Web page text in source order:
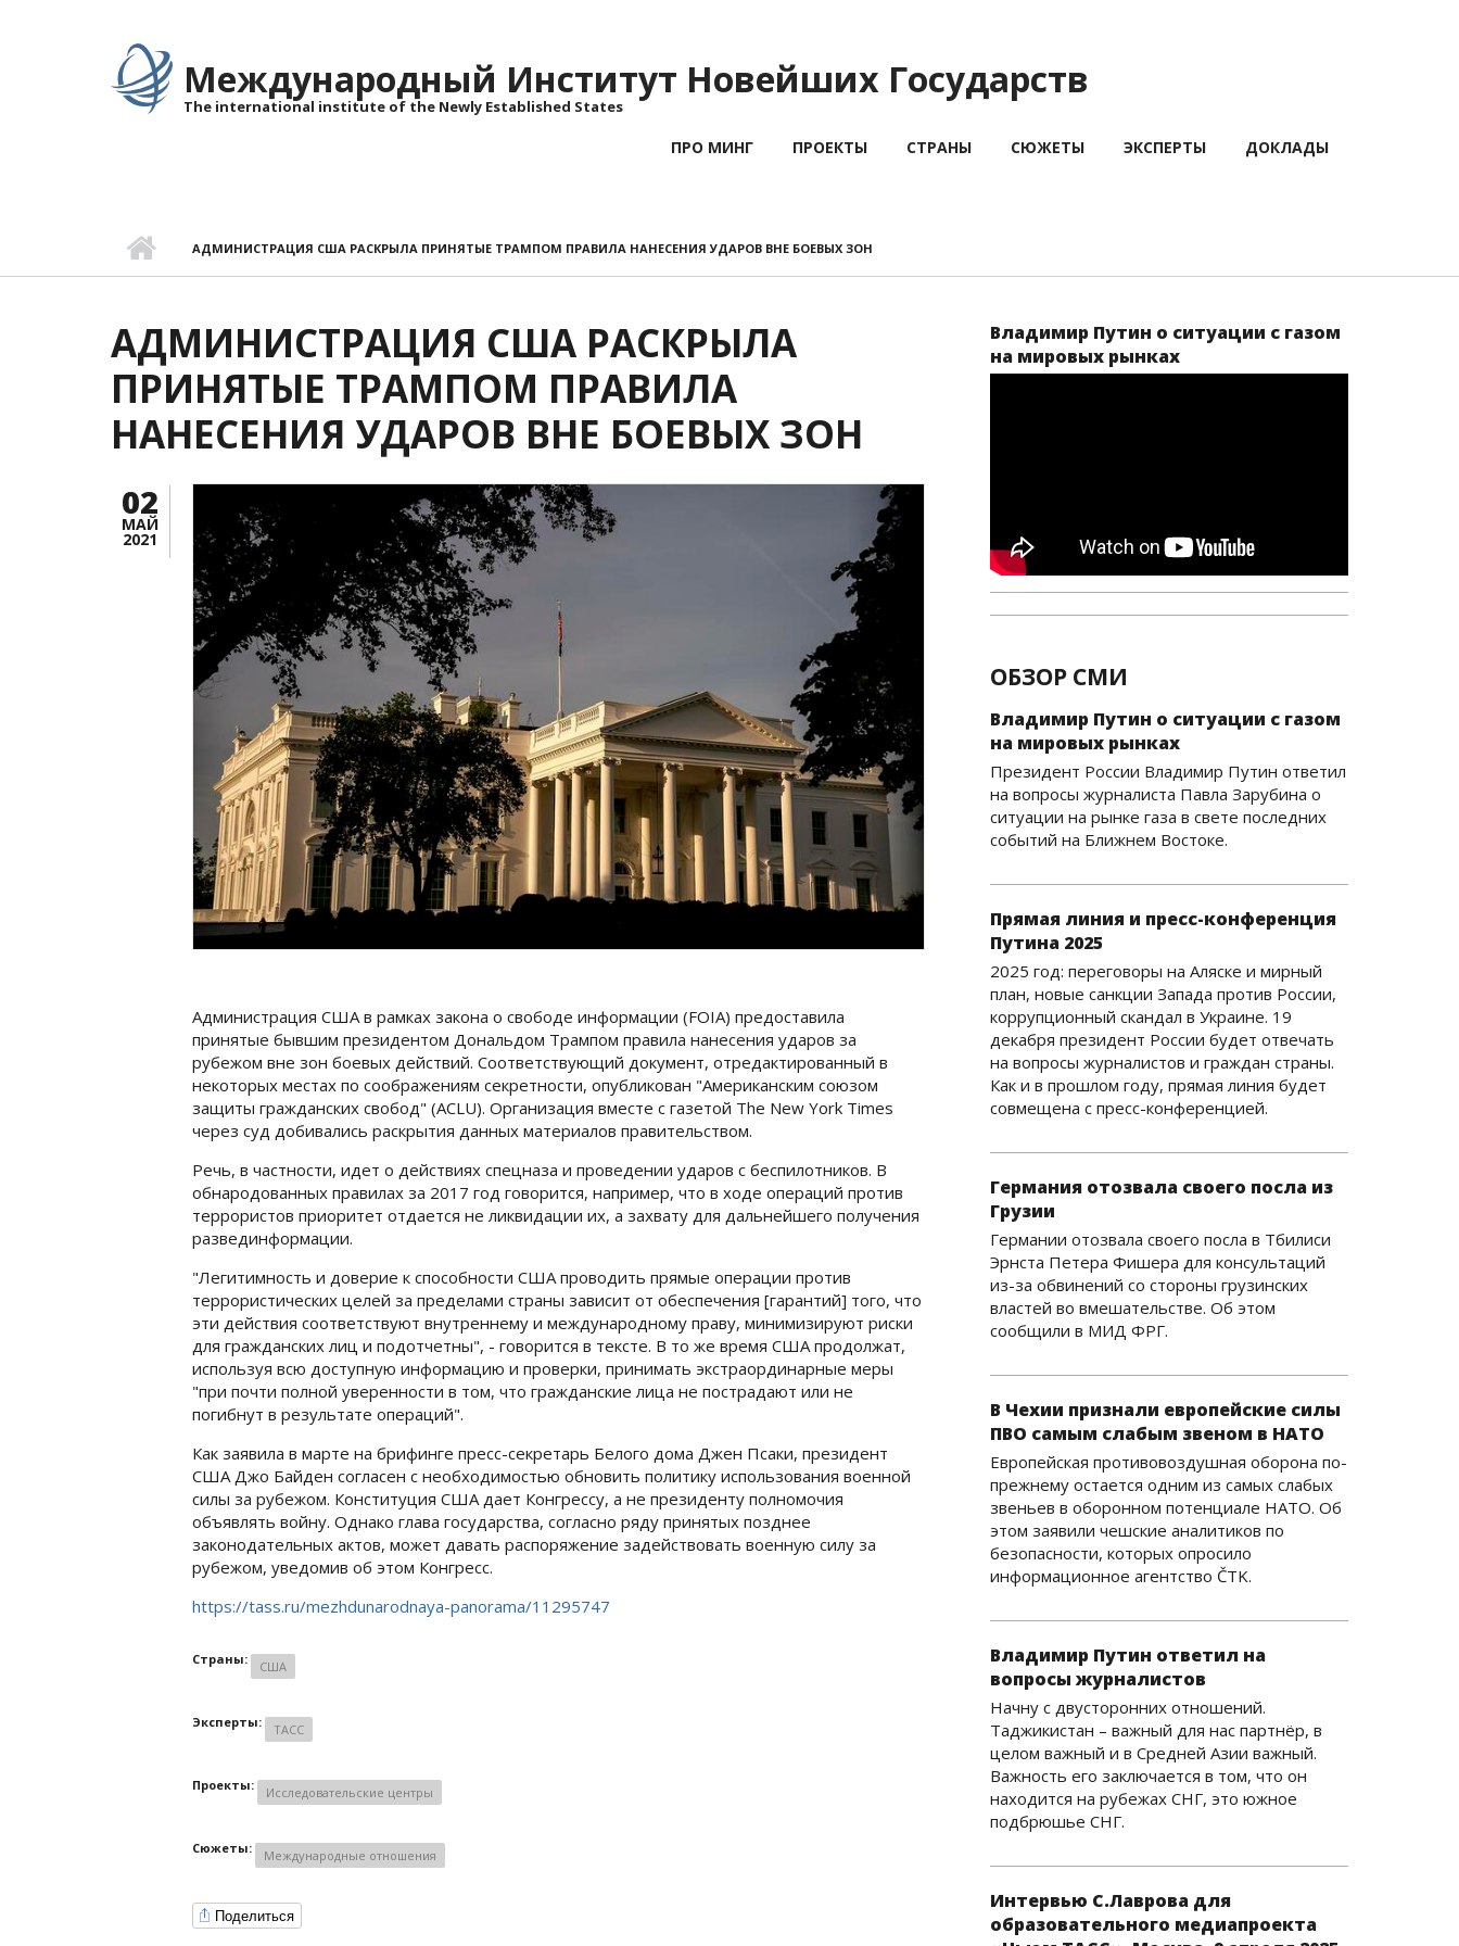
Международный Институт Новейших Государств
The international institute of the Newly Established States
ПРО МИНГ ПРОЕКТЫ СТРАНЫ СЮЖЕТЫ ЭКСПЕРТЫ ДОКЛАДЫ
АДМИНИСТРАЦИЯ США РАСКРЫЛА ПРИНЯТЫЕ ТРАМПОМ ПРАВИЛА НАНЕСЕНИЯ УДАРОВ ВНЕ БОЕВЫХ ЗОН
АДМИНИСТРАЦИЯ США РАСКРЫЛА
ПРИНЯТЫЕ ТРАМПОМ ПРАВИЛА
НАНЕСЕНИЯ УДАРОВ ВНЕ БОЕВЫХ ЗОН
02
МАЙ
2021
Администрация США в рамках закона о свободе информации (FOIA) предоставила
принятые бывшим президентом Дональдом Трампом правила нанесения ударов за
рубежом вне зон боевых действий. Соответствующий документ, отредактированный в
некоторых местах по соображениям секретности, опубликован "Американским союзом
защиты гражданских свобод" (ACLU). Организация вместе с газетой The New York Times
через суд добивались раскрытия данных материалов правительством.
Речь, в частности, идет о действиях спецназа и проведении ударов с беспилотников. В
обнародованных правилах за 2017 год говорится, например, что в ходе операций против
террористов приоритет отдается не ликвидации их, а захвату для дальнейшего получения
развединформации.
"Легитимность и доверие к способности США проводить прямые операции против
террористических целей за пределами страны зависит от обеспечения [гарантий] того, что
эти действия соответствуют внутреннему и международному праву, минимизируют риски
для гражданских лиц и подотчетны", - говорится в тексте. В то же время США продолжат,
используя всю доступную информацию и проверки, принимать экстраординарные меры
"при почти полной уверенности в том, что гражданские лица не пострадают или не
погибнут в результате операций".
Как заявила в марте на брифинге пресс-секретарь Белого дома Джен Псаки, президент
США Джо Байден согласен с необходимостью обновить политику использования военной
силы за рубежом. Конституция США дает Конгрессу, а не президенту полномочия
объявлять войну. Однако глава государства, согласно ряду принятых позднее
законодательных актов, может давать распоряжение задействовать военную силу за
рубежом, уведомив об этом Конгресс.
https://tass.ru/mezhdunarodnaya-panorama/11295747
Страны: США
Эксперты: ТАСС
Проекты: Исследовательские центры
Сюжеты: Международные отношения
Поделиться
Владимир Путин о ситуации с газом
на мировых рынках
ОБЗОР СМИ
Владимир Путин о ситуации с газом
на мировых рынках
Президент России Владимир Путин ответил
на вопросы журналиста Павла Зарубина о
ситуации на рынке газа в свете последних
событий на Ближнем Востоке.
Прямая линия и пресс-конференция
Путина 2025
2025 год: переговоры на Аляске и мирный
план, новые санкции Запада против России,
коррупционный скандал в Украине. 19
декабря президент России будет отвечать
на вопросы журналистов и граждан страны.
Как и в прошлом году, прямая линия будет
совмещена с пресс-конференцией.
Германия отозвала своего посла из
Грузии
Германии отозвала своего посла в Тбилиси
Эрнста Петера Фишера для консультаций
из-за обвинений со стороны грузинских
властей во вмешательстве. Об этом
сообщили в МИД ФРГ.
В Чехии признали европейские силы
ПВО самым слабым звеном в НАТО
Европейская противовоздушная оборона по-
прежнему остается одним из самых слабых
звеньев в оборонном потенциале НАТО. Об
этом заявили чешские аналитиков по
безопасности, которых опросило
информационное агентство ČTK.
Владимир Путин ответил на
вопросы журналистов
Начну с двусторонних отношений.
Таджикистан – важный для нас партнёр, в
целом важный и в Средней Азии важный.
Важность его заключается в том, что он
находится на рубежах СНГ, это южное
подбрюшье СНГ.
Интервью С.Лаврова для
образовательного медиапроекта